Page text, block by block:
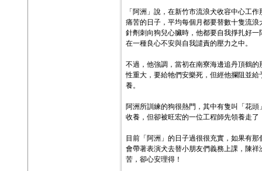
「阿洲」說，在新竹市流浪犬收容中心工
痛苦的日子，平均每個月都要替數十隻流
針劑刺向狗兒心臟時，他都要自我掙扎好
在一種良心不安與自我譴責的壓力之中。
不過，他強調，當初在南寮海邊追丹頂鶴
性重大，要給牠們安樂死，但經他攔阻並
養。
阿洲所訓練的狗很熱門，其中有隻叫「花
收養，但卻被旺宏的一位工程師先領養走了
目前「阿洲」的日子過很很充實，如果有
會帶著表演犬去替小朋友們義務上課，陳
苦，卻心安理得！